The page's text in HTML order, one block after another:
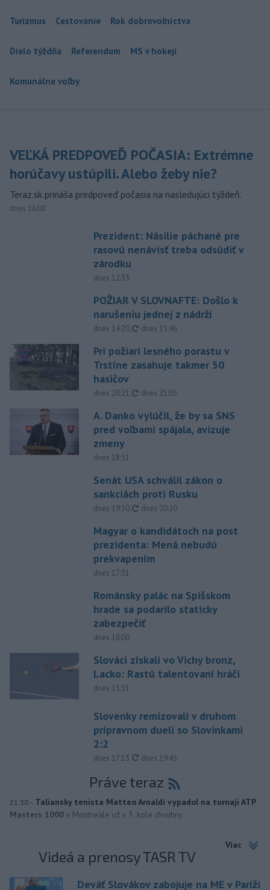
Turizmus Cestovanie Rok dobrovoľníctva
Dielo týždňa Referendum MS v hokeji
Komunálne voľby
VEĽKÁ PREDPOVEĎ POČASIA: Extrémne
horúčavy ustúpili. Alebo žeby nie?
Teraz.sk prináša predpoveď počasia na nasledujúci týždeň.
dnes 16:00
Prezident: Násilie páchané pre
rasovú nenávisť treba odsúdiť v
zárodku
dnes 12:33
POŽIAR V SLOVNAFTE: Došlo k
narušeniu jednej z nádrží
dnes 14:20, aktualizované
dnes 15:46
Pri požiari lesného porastu v
Trstíne zasahuje takmer 50
hasičov
dnes 20:21, aktualizované
dnes 21:05
A. Danko vylúčil, že by sa SNS
pred voľbami spájala, avizuje
zmeny
dnes 18:51
Senát USA schválil zákon o
sankciách proti Rusku
dnes 19:50, aktualizované
dnes 20:20
Magyar o kandidátoch na post
prezidenta: Mená nebudú
prekvapením
dnes 17:31
Románsky palác na Spišskom
hrade sa podarilo staticky
zabezpečiť
dnes 18:00
Slováci získali vo Vichy bronz,
Lacko: Rastú talentovaní hráči
dnes 15:51
Slovenky remizovali v druhom
prípravnom dueli so Slovinkami
2:2
dnes 17:13, aktualizované
dnes 19:45
Práve teraz
21:30 - Taliansky tenista Matteo Arnaldi vypadol na turnaji ATP
Masters 1000 v Montreale už v 3. kole dvojhry.
Viac
Videá a prenosy TASR TV
Deväť Slovákov zabojuje na ME v Paríži